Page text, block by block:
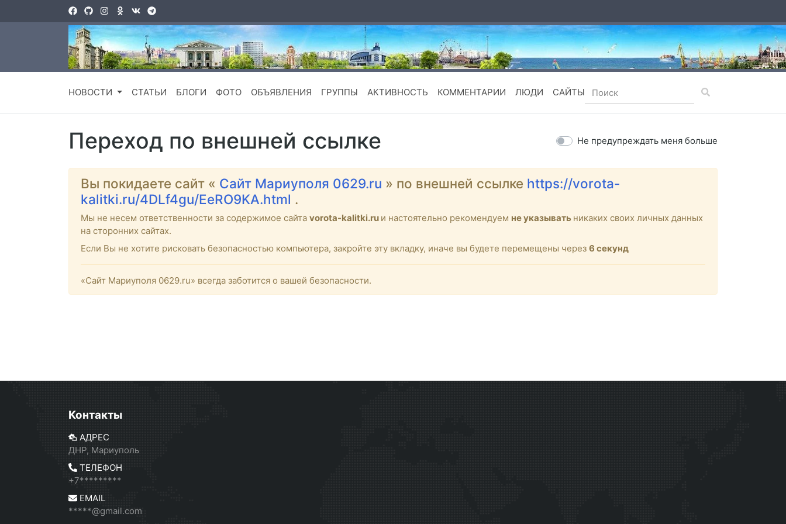
НОВОСТИ СТАТЬИ БЛОГИ ФОТО ОБЪЯВЛЕНИЯ ГРУППЫ АКТИВНОСТЬ КОММЕНТАРИИ ЛЮДИ САЙТЫ
Переход по внешней ссылке Не предупреждать меня больше
Вы покидаете сайт « Сайт Мариуполя 0629.ru » по внешней ссылке https://vorota-
kalitki.ru/4DLf4gu/EeRO9KA.html .
Мы не несем ответственности за содержимое сайта vorota-kalitki.ru и настоятельно рекомендуем не указывать никаких своих личных данных
на сторонних сайтах.
Если Вы не хотите рисковать безопасностью компьютера, закройте эту вкладку, иначе вы будете перемещены через 6 секунд
«Сайт Мариуполя 0629.ru» всегда заботится о вашей безопасности.
Контакты
АДРЕС
ДНР, Мариуполь
ТЕЛЕФОН
+7*********
EMAIL
*****@gmail.com